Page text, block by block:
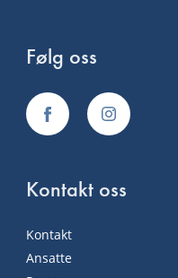
Følg oss
Kontakt oss
Kontakt
Ansatte